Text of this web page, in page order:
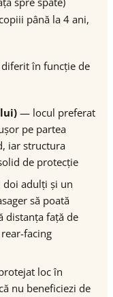
până la 4 ani,
în funcție de
— locul preferat
pe partea
iar structura
de protecție
adulți și un
să poată
distanța față de
facing
loc în
nu beneficiezi de